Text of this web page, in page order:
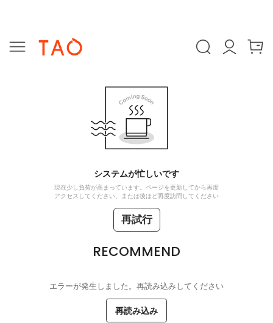
システムが忙しいです
現在少し負荷が高まっています。ページを更新してから再度
アクセスしてください、または後ほど再度訪問してください
再試行
RECOMMEND
エラーが発生しました。再読み込みしてください
再読み込み